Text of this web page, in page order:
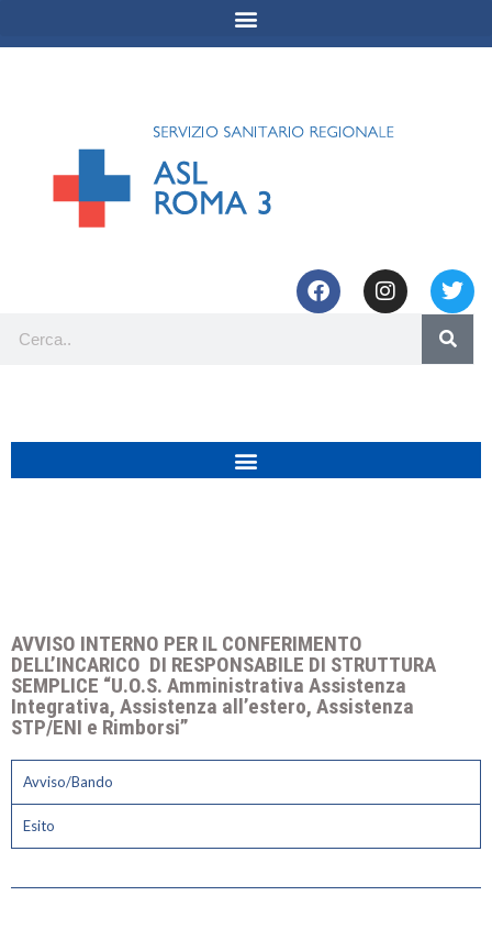
AVVISO INTERNO PER IL CONFERIMENTO
DELL’INCARICO DI RESPONSABILE DI STRUTTURA
SEMPLICE “U.O.S. Amministrativa Assistenza
Integrativa, Assistenza all’estero, Assistenza
STP/ENI e Rimborsi”
Avviso/Bando
Esito